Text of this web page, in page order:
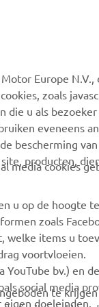
Catalogus
dealer
Europe N.V.,
zoals
die u als bezoeker
eveneens
bescherming
producten,
media cookies
u op de hoogte
zoals
welke items u
voortvloeien.
bv.) en
social media
doeleinden.
te